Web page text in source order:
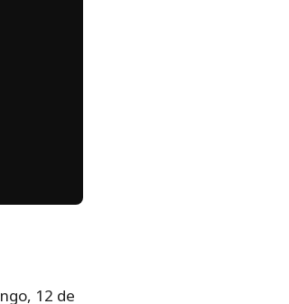
12 de